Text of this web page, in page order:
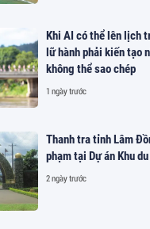
Khi AI có thể lên lịch
lữ hành phải kiến tạo
không thể sao chép
1 ngày trước
Thanh tra tỉnh Lâm
phạm tại Dự án Khu
2 ngày trước